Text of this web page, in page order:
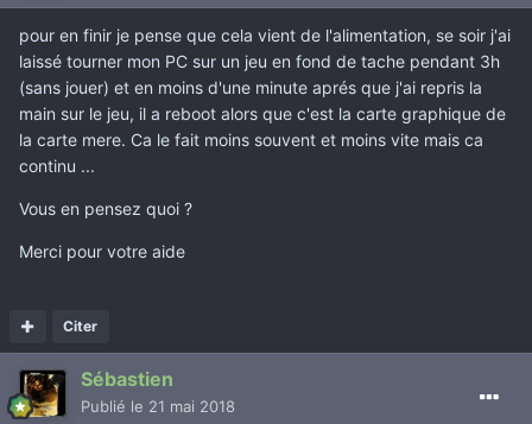
pour en finir je pense que cela vient de l'alimentation, se soir j'ai
laissé tourner mon PC sur un jeu en fond de tache pendant 3h
(sans jouer) et en moins d'une minute aprés que j'ai repris la
main sur le jeu, il a reboot alors que c'est la carte graphique de
la carte mere. Ca le fait moins souvent et moins vite mais ca
continu ...
Vous en pensez quoi ?
Merci pour votre aide
Citer
Sébastien
Publié le 21 mai 2018